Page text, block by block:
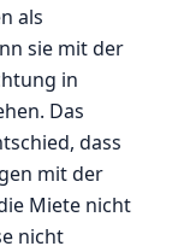
als
sie mit der
in
Das
dass
mit der
Miete nicht
nicht